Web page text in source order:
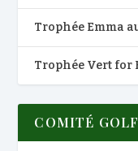
Trophée Emma
Trophée Vert for
COMITÉ